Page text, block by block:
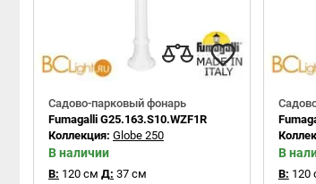
Садово-парковый фонарь
Fumagalli G25.163.S10.WZF1R
Коллекция: Globe 250
В наличии
В: 120 см Д: 37 см
В
В: 120